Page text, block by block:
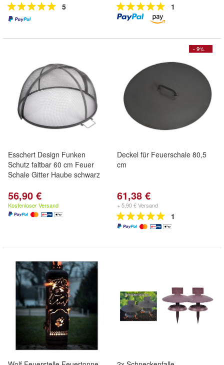
5 1
Esschert Design Funken
Schutz faltbar 60 cm Feuer
Schale Gitter Haube schwarz
56,90 €
Kostenloser Versand
- 9%
Deckel für Feuerschale 80,5
cm
61,38 €
+ 5,90 € Versand
1